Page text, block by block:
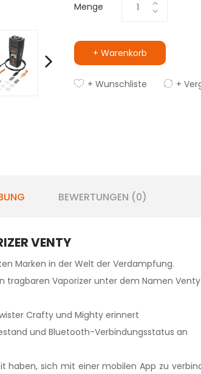
Menge
+ Warenkorb
+ Wunschliste +
BEWERTUNGEN (0)
VENTY
Marken in der Welt der Verdampfung.
Vaporizer unter dem Namen
Crafty und Mighty erinnert
und Bluetooth-Verbindungsstatus an
sich mit einer mobilen App zu